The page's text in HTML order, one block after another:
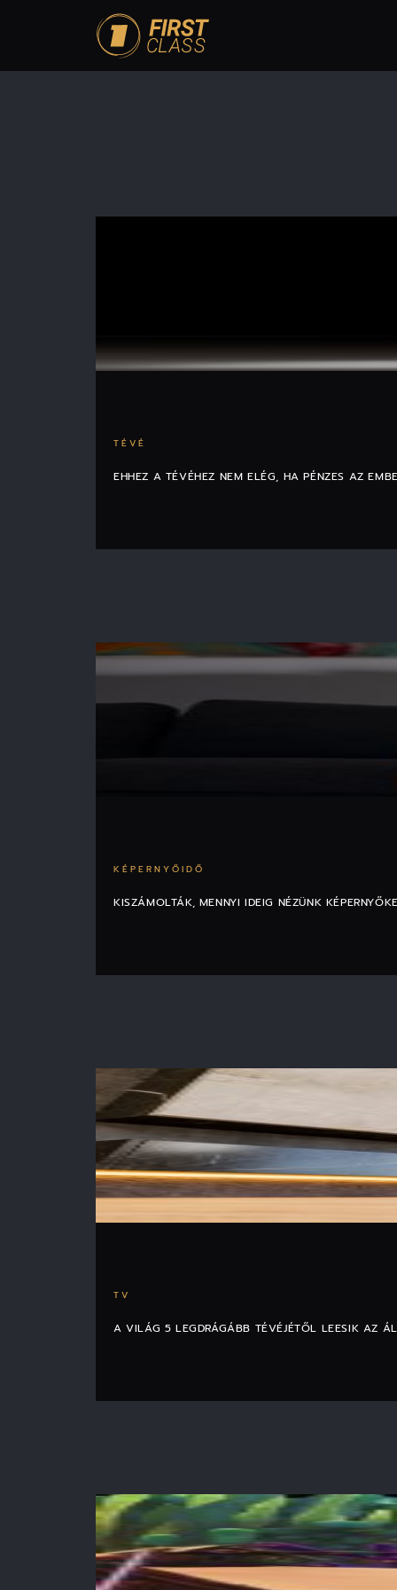
TÉVÉ
EHHEZ A TÉVÉHEZ NEM ELÉG, HA PÉNZES AZ
KÉPERNYŐIDŐ
KISZÁMOLTÁK, MENNYI IDEIG NÉZÜNK
TV
A VILÁG 5 LEGDRÁGÁBB TÉVÉJÉTŐL LEESIK AZ